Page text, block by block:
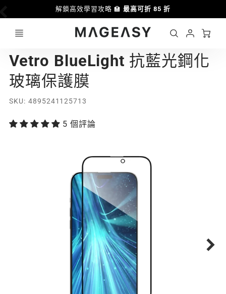
解鎖高效學習攻略 🏫 最高可折 85 折
Login
MAGEASY
Vetro BlueLight 抗藍光鋼化
玻璃保護膜
SKU 4895241125713
5 個評論